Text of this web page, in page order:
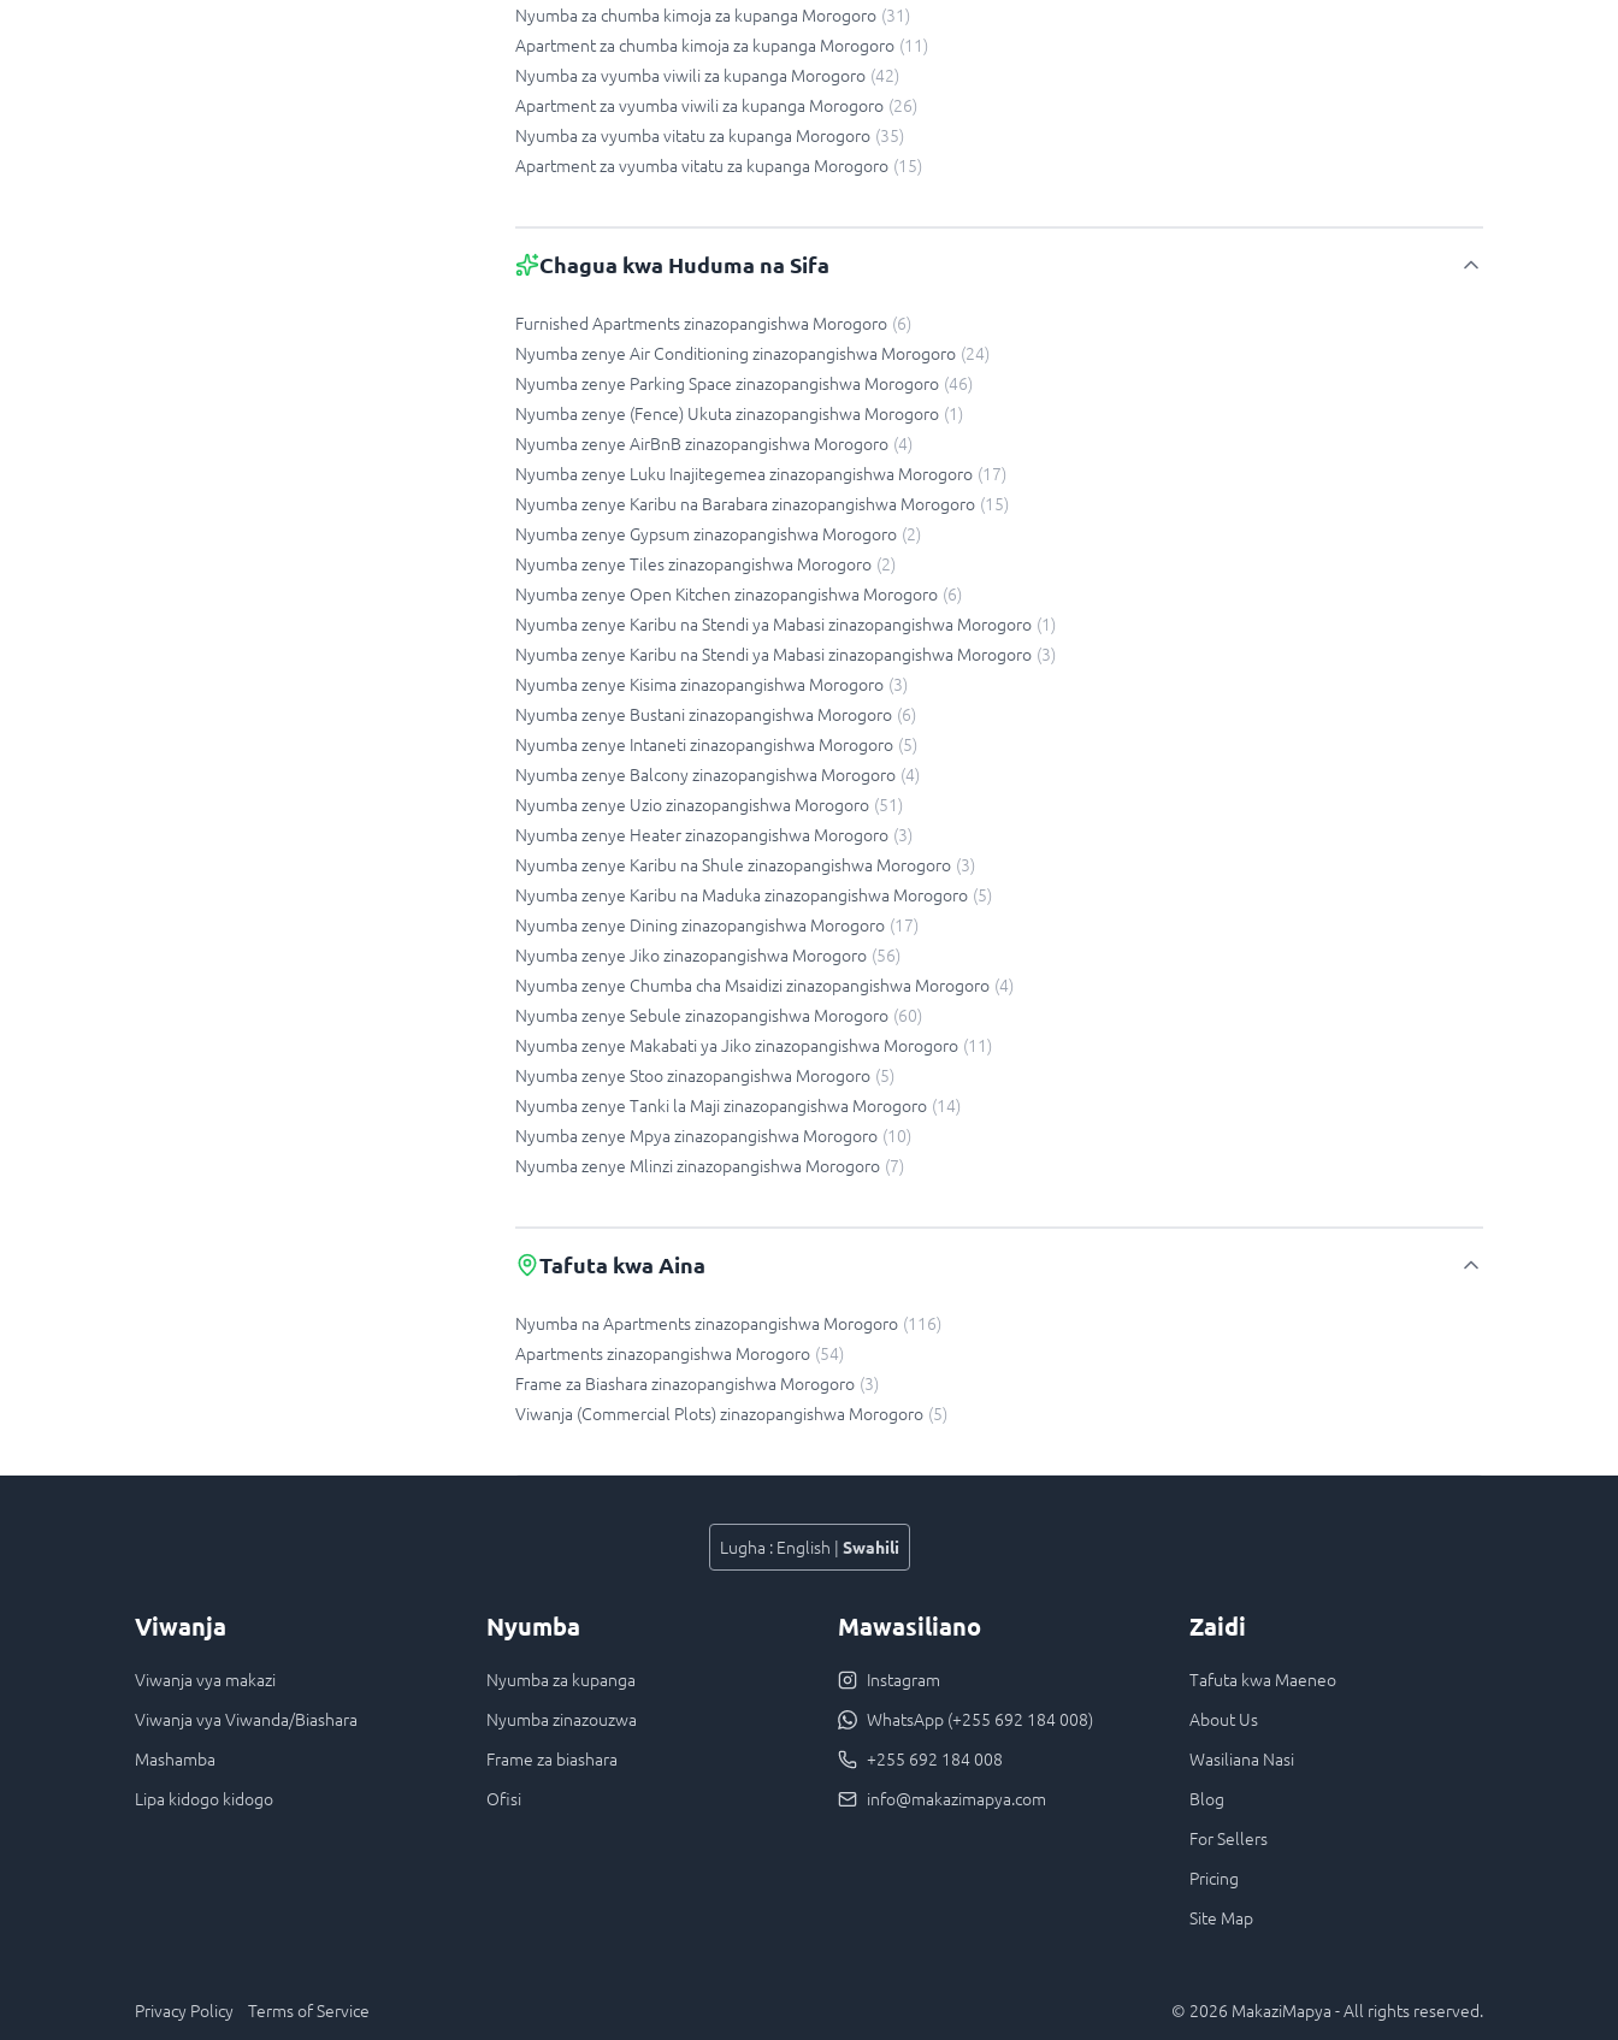
Nyumba za chumba kimoja za kupanga Morogoro (31)
Apartment za chumba kimoja za kupanga Morogoro (11)
Nyumba za vyumba viwili za kupanga Morogoro (42)
Apartment za vyumba viwili za kupanga Morogoro (26)
Nyumba za vyumba vitatu za kupanga Morogoro (35)
Apartment za vyumba vitatu za kupanga Morogoro (15)
Chagua kwa Huduma na Sifa
Furnished Apartments zinazopangishwa Morogoro (6)
Nyumba zenye Air Conditioning zinazopangishwa Morogoro (24)
Nyumba zenye Parking Space zinazopangishwa Morogoro (46)
Nyumba zenye (Fence) Ukuta zinazopangishwa Morogoro (1)
Nyumba zenye AirBnB zinazopangishwa Morogoro (4)
Nyumba zenye Luku Inajitegemea zinazopangishwa Morogoro (17)
Nyumba zenye Karibu na Barabara zinazopangishwa Morogoro (15)
Nyumba zenye Gypsum zinazopangishwa Morogoro (2)
Nyumba zenye Tiles zinazopangishwa Morogoro (2)
Nyumba zenye Open Kitchen zinazopangishwa Morogoro (6)
Nyumba zenye Karibu na Stendi ya Mabasi zinazopangishwa Morogoro (1)
Nyumba zenye Karibu na Stendi ya Mabasi zinazopangishwa Morogoro (3)
Nyumba zenye Kisima zinazopangishwa Morogoro (3)
Nyumba zenye Bustani zinazopangishwa Morogoro (6)
Nyumba zenye Intaneti zinazopangishwa Morogoro (5)
Nyumba zenye Balcony zinazopangishwa Morogoro (4)
Nyumba zenye Uzio zinazopangishwa Morogoro (51)
Nyumba zenye Heater zinazopangishwa Morogoro (3)
Nyumba zenye Karibu na Shule zinazopangishwa Morogoro (3)
Nyumba zenye Karibu na Maduka zinazopangishwa Morogoro (5)
Nyumba zenye Dining zinazopangishwa Morogoro (17)
Nyumba zenye Jiko zinazopangishwa Morogoro (56)
Nyumba zenye Chumba cha Msaidizi zinazopangishwa Morogoro (4)
Nyumba zenye Sebule zinazopangishwa Morogoro (60)
Nyumba zenye Makabati ya Jiko zinazopangishwa Morogoro (11)
Nyumba zenye Stoo zinazopangishwa Morogoro (5)
Nyumba zenye Tanki la Maji zinazopangishwa Morogoro (14)
Nyumba zenye Mpya zinazopangishwa Morogoro (10)
Nyumba zenye Mlinzi zinazopangishwa Morogoro (7)
Tafuta kwa Aina
Nyumba na Apartments zinazopangishwa Morogoro (116)
Apartments zinazopangishwa Morogoro (54)
Frame za Biashara zinazopangishwa Morogoro (3)
Viwanja (Commercial Plots) zinazopangishwa Morogoro (5)
Lugha : English | Swahili
Viwanja
Viwanja vya makazi
Viwanja vya Viwanda/Biashara
Mashamba
Lipa kidogo kidogo
Nyumba
Nyumba za kupanga
Nyumba zinazouzwa
Frame za biashara
Ofisi
Mawasiliano
Instagram
WhatsApp (+255 692 184 008)
+255 692 184 008
info@makazimapya.com
Zaidi
Tafuta kwa Maeneo
About Us
Wasiliana Nasi
Blog
For Sellers
Pricing
Site Map
Privacy Policy Terms of Service © 2026 MakaziMapya - All rights reserved.